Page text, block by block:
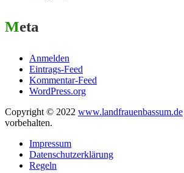
Meta
Anmelden
Eintrags-Feed
Kommentar-Feed
WordPress.org
Copyright © 2022 www.landfrauenbassum.de
vorbehalten.
Impressum
Datenschutzerklärung
Regeln